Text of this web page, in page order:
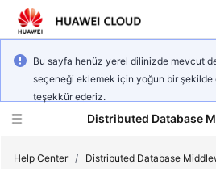
Bu sayfa henüz yerel dilinizde mevcut
seçeneği eklemek için yoğun bir şekilde
teşekkür ederiz.
Distributed Database
Help Center / Distributed Database